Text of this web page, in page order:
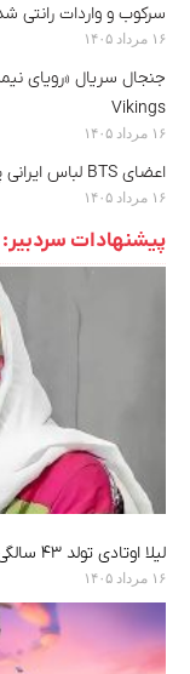
سرکوب و واردات رانتی
۱۶ مرداد ۱۴۰۵
جنجال سریال «رویای
Vikings
۱۶ مرداد ۱۴۰۵
اعضای BTS لباس ایرانی پوشیدند | ردپای هنر ایرانی در استایل جهانی
۱۶ مرداد ۱۴۰۵
پیشنهادات سردبیر:
لیلا اوتادی تولد ۴۳ سالگی‌اش را به شکل متفاوتی جشن گرفت
۱۶ مرداد ۱۴۰۵